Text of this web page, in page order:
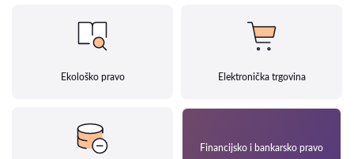
Ekološko pravo Elektronička trgovina
Financijsko i bankarsko pravo